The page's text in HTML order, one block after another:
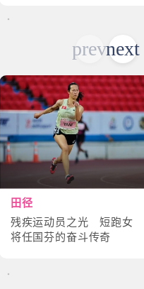
田径
残疾运动员之光 短跑女
将任国芬的奋斗传奇